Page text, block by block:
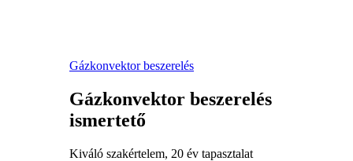
Gázkonvektor beszerelés
Gázkonvektor beszerelés
ismertető
Kiváló szakértelem, 20 év tapasztalat